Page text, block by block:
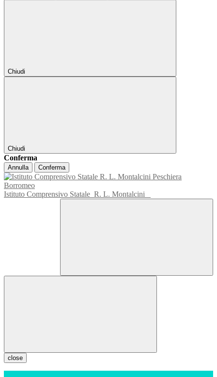
Chiudi
Chiudi
Conferma
Annulla Conferma
Istituto Comprensivo Statale R. L. Montalcini
close